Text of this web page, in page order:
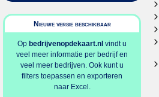
Nieuwe versie beschikbaar
Op bedrijvenopdekaart.nl vindt u
veel meer informatie per bedrijf en
veel meer bedrijven. Ook kunt u
filters toepassen en exporteren
naar Excel.